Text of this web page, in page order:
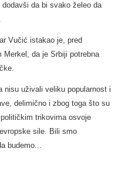
da bi svako želeo da
Vučić istakao je, pred
Merkel, da je Srbiji potrebna
nisu uživali veliku popularnost i
delimično i zbog toga što su
trikovima osvoje
sile. Bili smo
budemo...